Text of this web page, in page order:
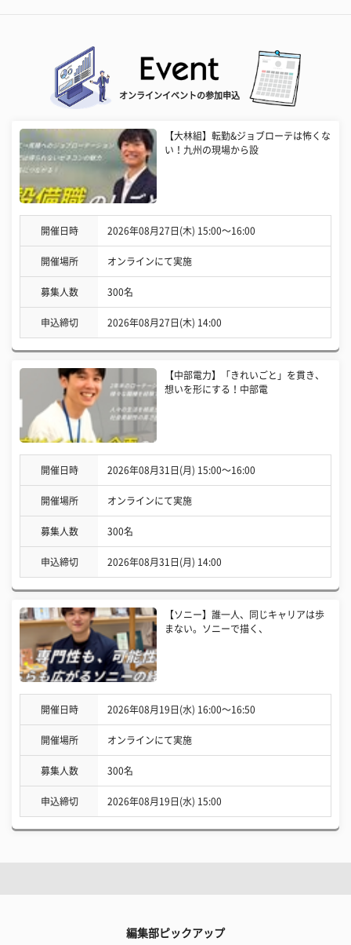
オンラインイベントの参加申込
【大林組】転勤&ジョブローテは怖くな
い！九州の現場から設
開催日時 2026年08月27日(木) 15:00〜16:00
開催場所 オンラインにて実施
募集人数 300名
申込締切 2026年08月27日(木) 14:00
【中部電力】「きれいごと」を貫き、
想いを形にする！中部電
開催日時 2026年08月31日(月) 15:00〜16:00
開催場所 オンラインにて実施
募集人数 300名
申込締切 2026年08月31日(月) 14:00
【ソニー】誰一人、同じキャリアは歩
まない。ソニーで描く、
開催日時 2026年08月19日(水) 16:00〜16:50
開催場所 オンラインにて実施
募集人数 300名
申込締切 2026年08月19日(水) 15:00
編集部ピックアップ